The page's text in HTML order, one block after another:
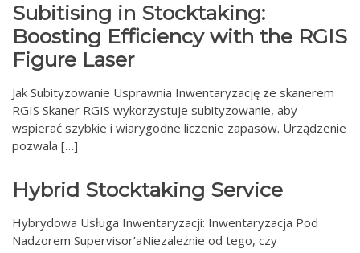
Subitising in Stocktaking:
Boosting Efficiency with the RGIS
Figure Laser
Jak Subityzowanie Usprawnia Inwentaryzację ze skanerem
RGIS Skaner RGIS wykorzystuje subityzowanie, aby
wspierać szybkie i wiarygodne liczenie zapasów. Urządzenie
pozwala […]
Hybrid Stocktaking Service
Hybrydowa Usługa Inwentaryzacji: Inwentaryzacja Pod
Nadzorem Supervisor’aNiezależnie od tego, czy